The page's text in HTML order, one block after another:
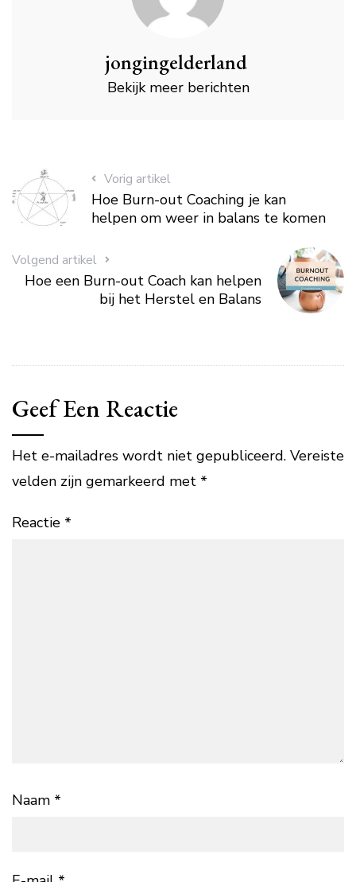
jongingelderland
Bekijk meer berichten
Vorig artikel
Hoe Burn-out Coaching je kan
helpen om weer in balans te komen
Volgend artikel
Hoe een Burn-out Coach kan helpen
bij het Herstel en Balans
Geef Een Reactie
Het e-mailadres wordt niet gepubliceerd. Vereiste
velden zijn gemarkeerd met *
Reactie *
Naam *